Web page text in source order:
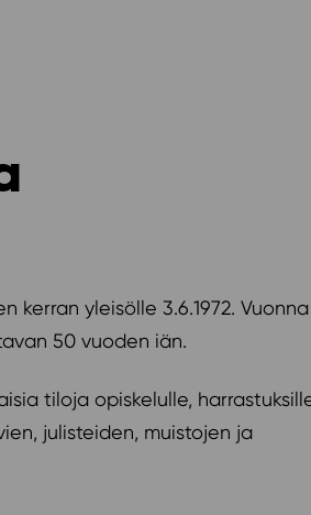
kerran yleisölle 3.6.1972. Vuonna
50 vuoden iän.
tiloja opiskelulle,
julisteiden, muistojen ja